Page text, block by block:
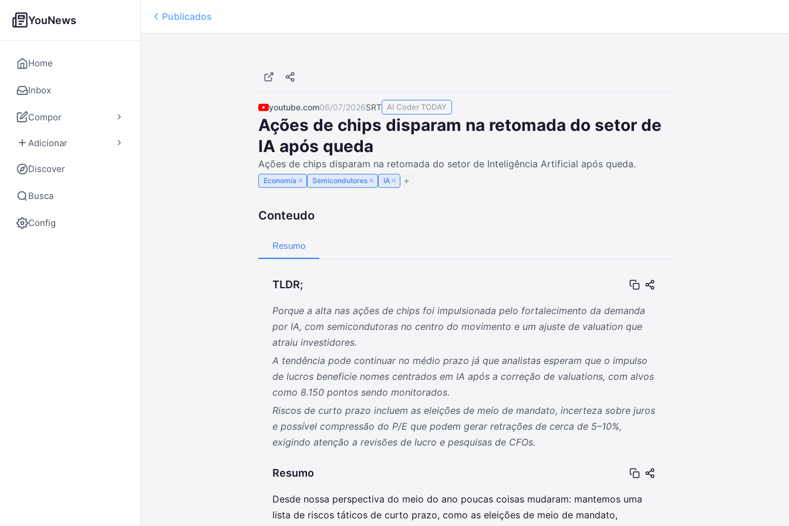
YouNews
Home
Inbox
Compor
Adicionar
Discover
Busca
Config
Publicados
youtube.com06/07/2026SRT AI Coder TODAY
Ações de chips disparam na retomada do setor de
IA após queda
Ações de chips disparam na retomada do setor de Inteligência Artificial após queda.
Economia × Semicondutores × IA ×
Conteudo
Resumo
TLDR;
Porque a alta nas ações de chips foi impulsionada pelo fortalecimento da demanda
por IA, com semicondutoras no centro do movimento e um ajuste de valuation que
atraiu investidores.
A tendência pode continuar no médio prazo já que analistas esperam que o impulso
de lucros beneficie nomes centrados em IA após a correção de valuations, com alvos
como 8.150 pontos sendo monitorados.
Riscos de curto prazo incluem as eleições de meio de mandato, incerteza sobre juros
e possível compressão do P/E que podem gerar retrações de cerca de 5–10%,
exigindo atenção a revisões de lucro e pesquisas de CFOs.
Resumo
Desde nossa perspectiva do meio do ano poucas coisas mudaram: mantemos uma
lista de riscos táticos de curto prazo, como as eleições de meio de mandato,